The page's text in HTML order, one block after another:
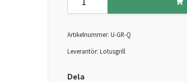
Artikelnummer: U-GR-Q
Leverantör: Lotusgrill
Dela